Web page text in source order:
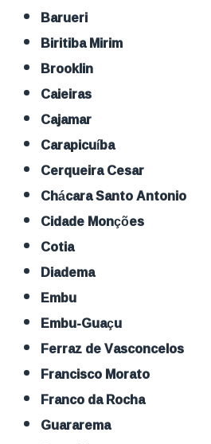
Barueri
Biritiba Mirim
Brooklin
Caieiras
Cajamar
Carapicuíba
Cerqueira Cesar
Chácara Santo Antonio
Cidade Monções
Cotia
Diadema
Embu
Embu-Guaçu
Ferraz de Vasconcelos
Francisco Morato
Franco da Rocha
Guararema